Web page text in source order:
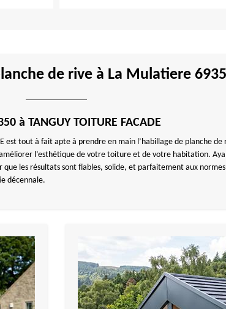
de rive à La Mulatiere
à TANGUY TOITURE FACADE
est tout à fait apte à prendre en main l’habillage de planche
l’esthétique de votre toiture et de votre habitation.
que les résultats sont fiables, solide, et parfaitement aux
décennale.